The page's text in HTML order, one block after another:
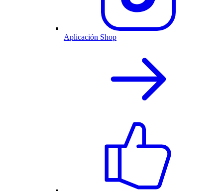
Aplicación Shop